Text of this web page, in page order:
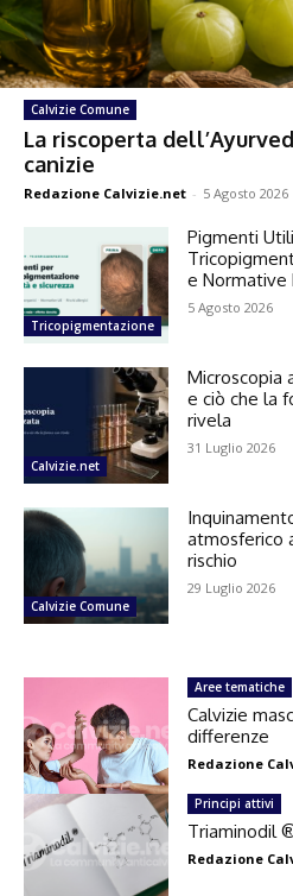
Calvizie Comune
La riscoperta
canizie
Redazione Calvizie.net - 5 Agosto 2026
Tricopigmentazione
Pigmenti
e Normative
5 Agosto 2026
Calvizie.net
Microscopia
e ciò che la
rivela
31 Luglio 2026
Calvizie Comune
atmosferico
rischio
29 Luglio 2026
Aree tematiche
Calvizie
differenze
Redazione
Principi attivi
Triaminodil
Redazione